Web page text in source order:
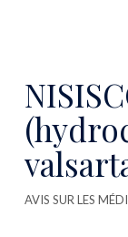
AVIS SUR LES